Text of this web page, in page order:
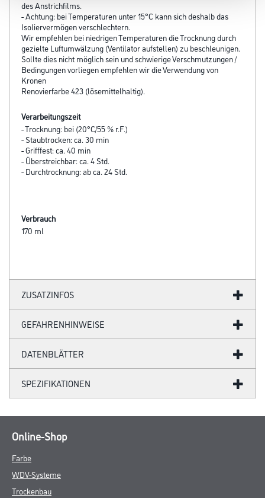
des Anstrichfilms.
- Achtung: bei Temperaturen unter 15°C kann sich deshalb das
Isoliervermögen verschlechtern.
Wir empfehlen bei niedrigen Temperaturen die Trocknung durch
gezielte Luftumwälzung (Ventilator aufstellen) zu beschleunigen.
Sollte dies nicht möglich sein und schwierige Verschmutzungen /
Bedingungen vorliegen empfehlen wir die Verwendung von
Kronen
Renovierfarbe 423 (lösemittelhaltig).
Verarbeitungszeit
- Trocknung: bei (20°C/55 % r.F.)
- Staubtrocken: ca. 30 min
- Grifffest: ca. 40 min
- Überstreichbar: ca. 4 Std.
- Durchtrocknung: ab ca. 24 Std.
Verbrauch
170 ml
ZUSATZINFOS
GEFAHRENHINWEISE
DATENBLÄTTER
SPEZIFIKATIONEN
Online-Shop
Farbe
WDV-Systeme
Trockenbau